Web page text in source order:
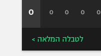
0
0
0
0
0
לטבלה המלאה >